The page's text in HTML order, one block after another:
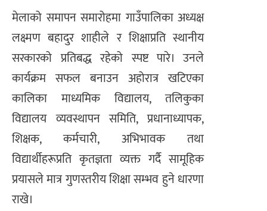
मेलाको समापन समारोहमा गाउँपालिका अध्यक्ष
लक्ष्मण बहादुर शाहीले र शिक्षाप्रति स्थानीय
सरकारको प्रतिबद्ध रहेको स्पष्ट पारे। उनले
कार्यक्रम सफल बनाउन अहोरात्र खटिएका
कालिका माध्यमिक विद्यालय, तलिकुका
विद्यालय व्यवस्थापन समिति, प्रधानाध्यापक,
शिक्षक, कर्मचारी, अभिभावक तथा
विद्यार्थीहरूप्रति कृतज्ञता व्यक्त गर्दै सामूहिक
प्रयासले मात्र गुणस्तरीय शिक्षा सम्भव हुने धारणा
राखे।